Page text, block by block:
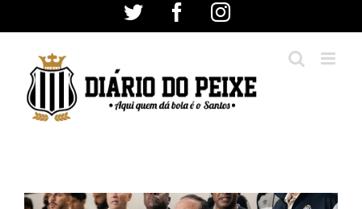
conteúdo
Twitter FacebookInstagram